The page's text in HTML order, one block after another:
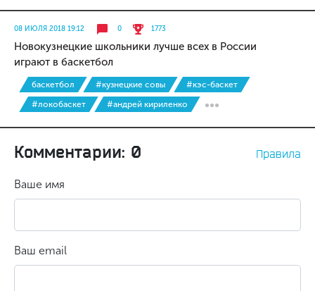
08 ИЮЛЯ 2018 19:12 0 1773
Новокузнецкие школьники лучше всех в России
играют в баскетбол
баскетбол #кузнецкие совы
#кэс-баскет
#локобаскет
#андрей кириленко
Комментарии: 0 Правила
Ваше имя
Ваш email